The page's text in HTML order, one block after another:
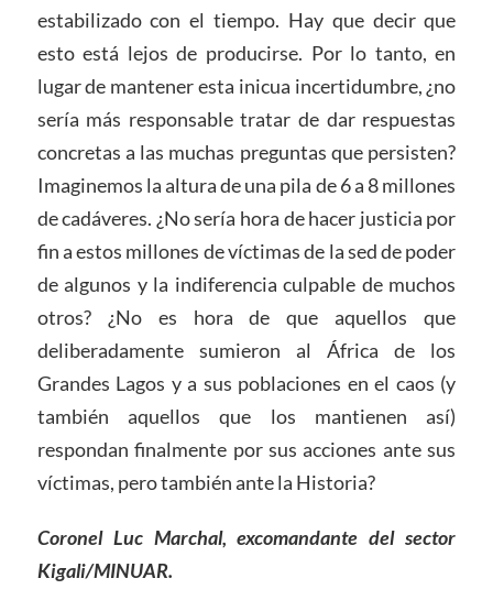
estabilizado con el tiempo. Hay que decir que
esto está lejos de producirse. Por lo tanto, en
lugar de mantener esta inicua incertidumbre, ¿no
sería más responsable tratar de dar respuestas
concretas a las muchas preguntas que persisten?
Imaginemos la altura de una pila de 6 a 8 millones
de cadáveres. ¿No sería hora de hacer justicia por
fin a estos millones de víctimas de la sed de poder
de algunos y la indiferencia culpable de muchos
otros? ¿No es hora de que aquellos que
deliberadamente sumieron al África de los
Grandes Lagos y a sus poblaciones en el caos (y
también aquellos que los mantienen así)
respondan finalmente por sus acciones ante sus
víctimas, pero también ante la Historia?
Coronel Luc Marchal, excomandante del sector
Kigali/MINUAR.